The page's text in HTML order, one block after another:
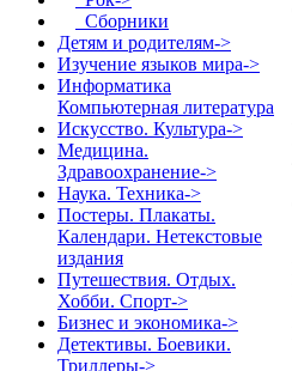
Сборники
Детям и родителям->
Изучение языков мира->
Информатика
Компьютерная литература
Искусство. Культура->
Медицина.
Здравоохранение->
Наука. Техника->
Постеры. Плакаты.
Календари. Нетекстовые
издания
Путешествия. Отдых.
Хобби. Спорт->
Бизнес и экономика->
Детективы. Боевики.
Триллеры->